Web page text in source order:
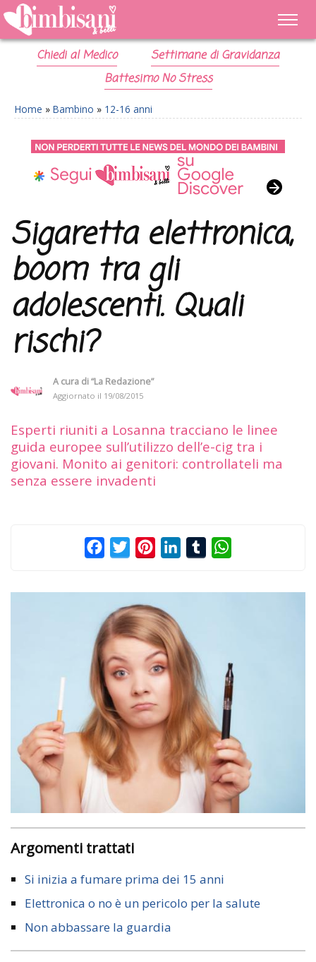
Chiedi al Medico
Settimane di Gravidanza
Battesimo No Stress
Home » Bambino » 12-16 anni
Sigaretta elettronica,
boom tra gli
adolescenti. Quali
rischi?
A cura di“La Redazione”
Aggiornato il 19/08/2015
Esperti riuniti a Losanna tracciano le linee
guida europee sull’utilizzo dell’e-cig tra i
giovani. Monito ai genitori: controllateli ma
senza essere invadenti
FacebookTwitterPinterestLinkedInTumblr
Argomenti trattati
Si inizia a fumare prima dei 15 anni
Elettronica o no è un pericolo per la salute
Non abbassare la guardia